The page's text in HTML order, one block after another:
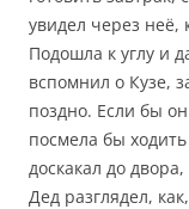
увидел через неё,
Подошла к углу и
вспомнил о Кузе,
поздно. Если бы
посмела бы
доскакал до
Дед разглядел,